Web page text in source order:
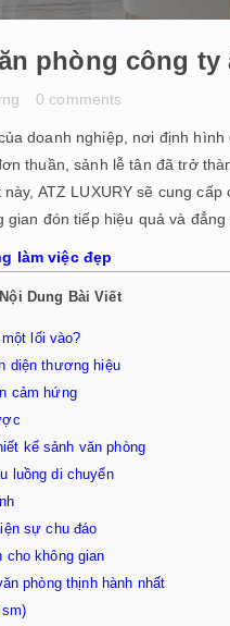
phòng công
0 comments
doanh nghiệp, nơi định
thuần, sảnh lễ tân đã trở
ATZ LUXURY sẽ cung
đón tiếp hiệu quả và đẳng
làm việc đẹp
Nội Dung Bài Viết
lối vào?
diện thương hiệu
cảm hứng
kế sảnh văn phòng
luồng di chuyển
sự chu đáo
cho không gian
phòng thịnh hành nhất